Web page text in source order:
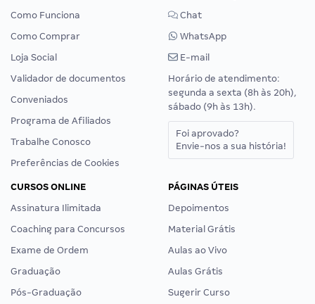
Como Funciona
Como Comprar
Loja Social
Validador de documentos
Conveniados
Programa de Afiliados
Trabalhe Conosco
Preferências de Cookies
Chat
WhatsApp
E-mail
Horário de atendimento:
segunda a sexta (8h às 20h),
sábado (9h às 13h).
Foi aprovado?
Envie-nos a sua história!
CURSOS ONLINE
Assinatura Ilimitada
Coaching para Concursos
Exame de Ordem
Graduação
Pós-Graduação
PÁGINAS ÚTEIS
Depoimentos
Material Grátis
Aulas ao Vivo
Aulas Grátis
Sugerir Curso